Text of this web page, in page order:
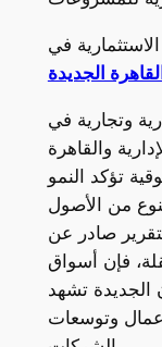
في
الجديدة
وتجارية في
والقاهرة
تؤكد النمو
من الأصول
فإن أسواق
الجديدة تشهد
وتوسعات